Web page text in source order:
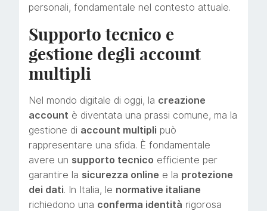
personali, fondamentale nel contesto attuale.
Supporto tecnico e
gestione degli account
multipli
Nel mondo digitale di oggi, la creazione
account è diventata una prassi comune, ma la
gestione di account multipli può
rappresentare una sfida. È fondamentale
avere un supporto tecnico efficiente per
garantire la sicurezza online e la protezione
dei dati. In Italia, le normative italiane
richiedono una conferma identità rigorosa